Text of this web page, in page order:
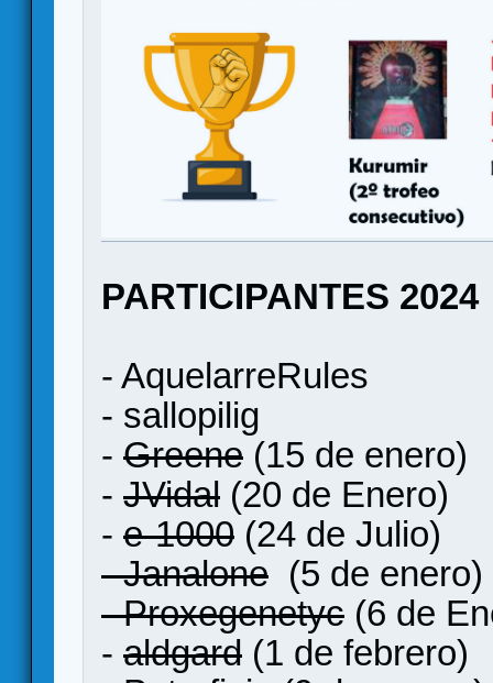
PARTICIPANTES 2024
- AquelarreRules
- sallopilig
- Greene (15 de enero)
- JVidal (20 de Enero)
- e-1000 (24 de Julio)
- Janalone (5 de enero)
- Proxegenetyc (6 de
- aldgard (1 de febrero)